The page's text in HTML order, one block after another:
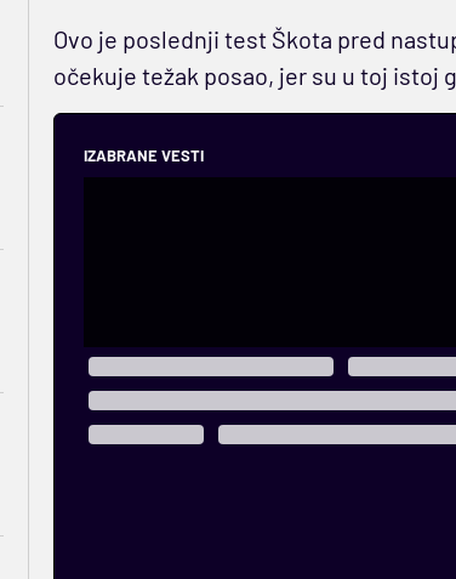
Ovo je poslednji test Škota pred
očekuje težak posao, jer su u toj istoj
IZABRANE VESTI